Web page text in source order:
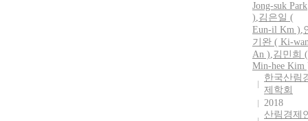
Jong-suk Park
),김은일 (
Eun-il Km ),
기완 ( Ki-
An ),김민희 (
Min-hee Kim
한국산림
제학회
2018
산림경제